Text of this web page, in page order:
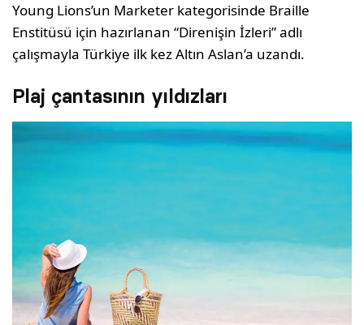
Young Lions’un Marketer kategorisinde Braille
Enstitüsü için hazırlanan “Direnişin İzleri” adlı
çalışmayla Türkiye ilk kez Altın Aslan’a uzandı.
Plaj çantasının yıldızları